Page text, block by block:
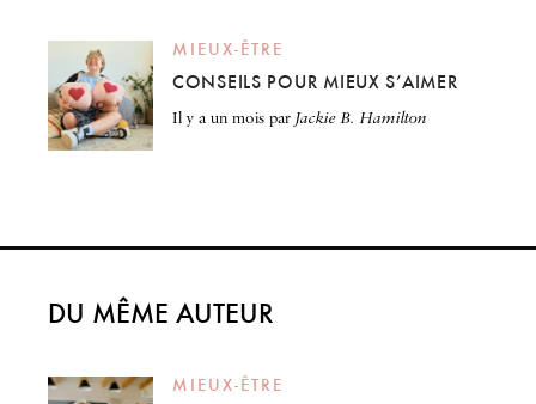
MIEUX-ÊTRE
CONSEILS POUR MIEUX S’AIMER
il y a un mois par Jackie B. Hamilton
DU MÊME AUTEUR
MIEUX-ÊTRE